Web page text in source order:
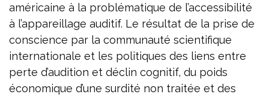
américaine à la problématique de l’accessibilité
à l’appareillage auditif. Le résultat de la prise de
conscience par la communauté scientifique
internationale et les politiques des liens entre
perte d’audition et déclin cognitif, du poids
économique d’une surdité non traitée et des